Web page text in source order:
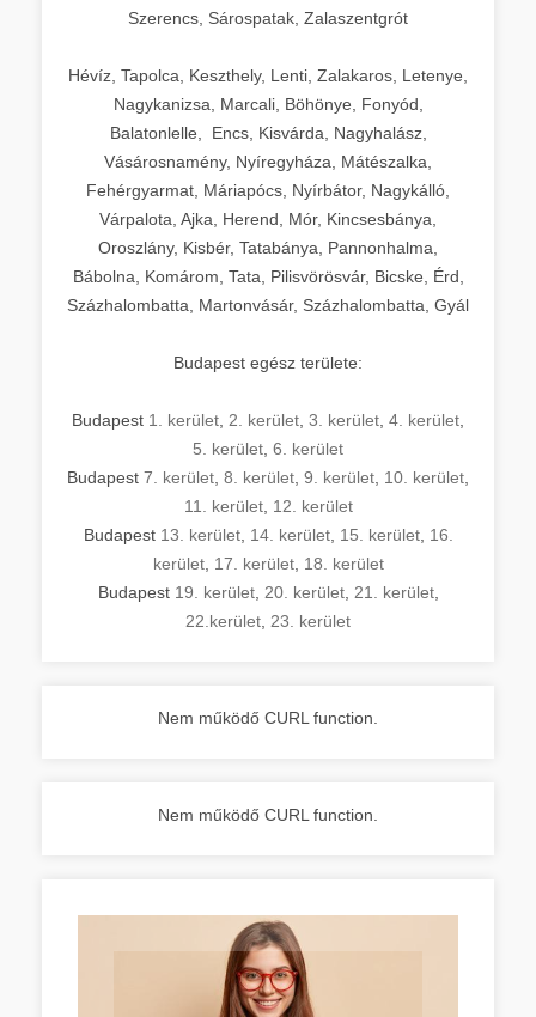
Szerencs, Sárospatak, Zalaszentgrót
Hévíz, Tapolca, Keszthely, Lenti, Zalakaros, Letenye,
Nagykanizsa, Marcali, Böhönye, Fonyód,
Balatonlelle, Encs, Kisvárda, Nagyhalász,
Vásárosnamény, Nyíregyháza, Mátészalka,
Fehérgyarmat, Máriapócs, Nyírbátor, Nagykálló,
Várpalota, Ajka, Herend, Mór, Kincsesbánya,
Oroszlány, Kisbér, Tatabánya, Pannonhalma,
Bábolna, Komárom, Tata, Pilisvörösvár, Bicske, Érd,
Százhalombatta, Martonvásár, Százhalombatta, Gyál
Budapest egész területe:
Budapest 1. kerület 2. kerület 3. kerület 4. kerület
5. kerület 6. kerület
Budapest 7. kerület 8. kerület 9. kerület 10. kerület
11. kerület, 12. kerület
Budapest 13. kerület, 14. kerület, 15. kerület, 16.
kerület, 17. kerület, 18. kerület
Budapest 19. kerület, 20. kerület, 21. kerület,
22.kerület 23. kerület
Nem működő CURL function.
Nem működő CURL function.